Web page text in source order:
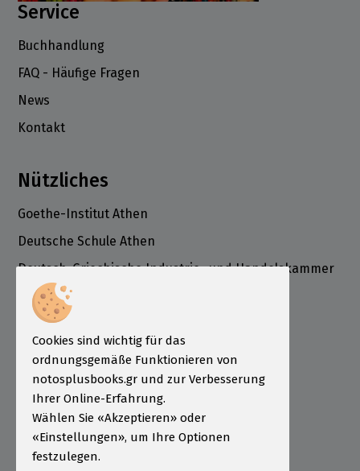
Service
Buchhandlung
FAQ - Häufige Fragen
News
Kontakt
Nützliches
Goethe-Institut Athen
Deutsche Schule Athen
Deutsch-Griechische Industrie- und Handelskammer
ÖSD Institut Griechenland
Informationen
Zahlungsarten
Sendungen
Garantie - Rückgabe
Nutzungsbedingungen
Cookies sind wichtig für das
ordnungsgemäße Funktionieren von
notosplusbooks.gr und zur Verbesserung
Ihrer Online-Erfahrung.
Wählen Sie «Akzeptieren» oder
«Einstellungen», um Ihre Optionen
festzulegen.